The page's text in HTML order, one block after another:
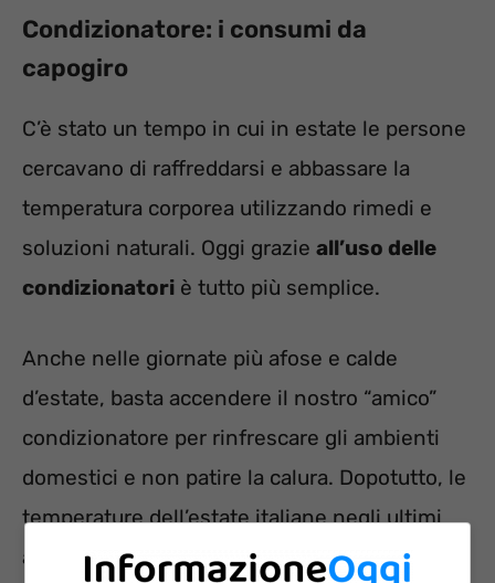
Condizionatore: i consumi da
capogiro
C’è stato un tempo in cui in estate le persone
cercavano di raffreddarsi e abbassare la
temperatura corporea utilizzando rimedi e
soluzioni naturali. Oggi grazie all’uso delle
condizionatori è tutto più semplice.
Anche nelle giornate più afose e calde
d’estate, basta accendere il nostro “amico”
condizionatore per rinfrescare gli ambienti
domestici e non patire la calura. Dopotutto, le
temperature dell’estate italiane negli ultimi
anni
sono notevolmente aumentate. Oggi